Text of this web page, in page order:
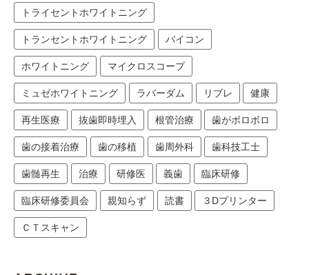
トライセントホワイトニング
トランセントホワイトニング バイコン
ホワイトニング マイクロスコープ
ミュゼホワイトニング ラバーダム リブレ 健康
再生医療 抜歯即時埋入 根管治療 歯がボロボロ
歯の接着治療 歯の移植 歯周外科 歯科技工士
歯髄再生 治療 研修医 義歯 臨床研修
臨床研修委員会 親知らず 読書 ３Dプリンター
ＣＴスキャン